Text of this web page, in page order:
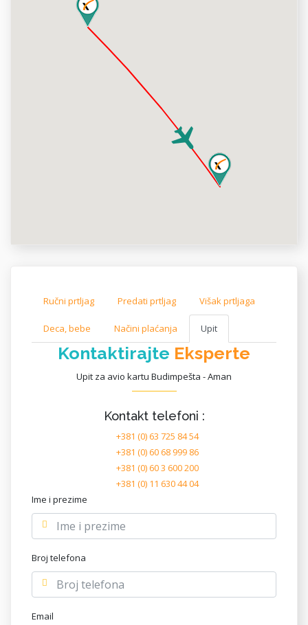
Ručni prtljag Predati prtljag Višak prtljaga
Deca, bebe Načini plaćanja Upit
Kontaktirajte Eksperte
Upit za avio kartu Budimpešta - Aman
Kontakt telefoni :
+381 (0) 63 725 84 54
+381 (0) 60 68 999 86
+381 (0) 60 3 600 200
+381 (0) 11 630 44 04
Ime i prezime
Broj telefona
Email